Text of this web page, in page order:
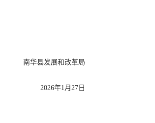
南华县发展和改革局
2026年1月27日